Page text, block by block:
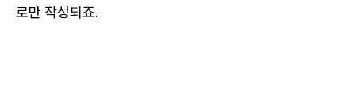
로만 작성되죠.